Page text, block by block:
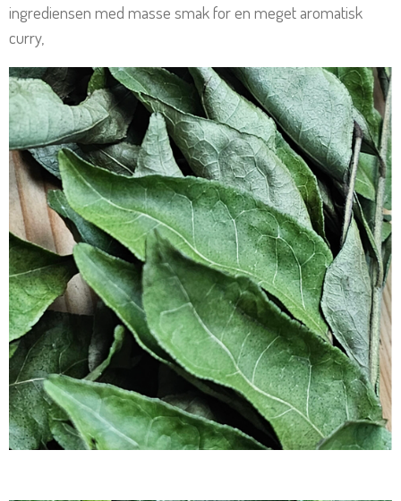
ingrediensen med masse smak for en meget aromatisk
curry,